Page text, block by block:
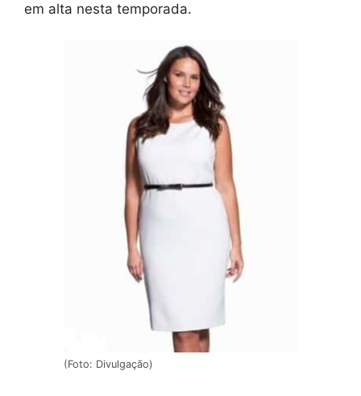
em alta nesta temporada.
(Foto: Divulgação)